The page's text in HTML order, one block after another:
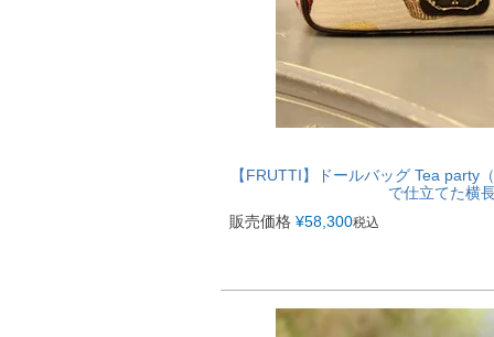
【FRUTTI】ドールバッグ Tea party
で仕立てた横
販売価格 ¥58,300税込